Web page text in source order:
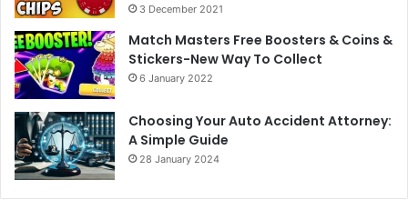
3 December 2021
Match Masters Free Boosters & Coins &
Stickers-New Way To Collect
6 January 2022
Choosing Your Auto Accident Attorney:
A Simple Guide
28 January 2024